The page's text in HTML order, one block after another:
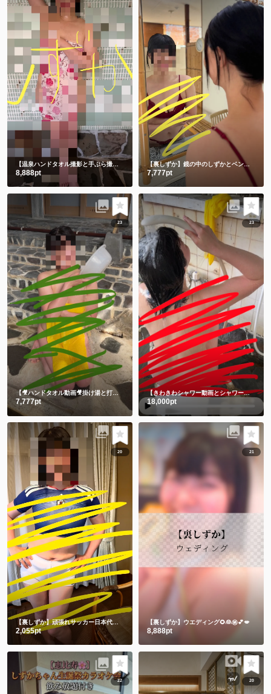
【温泉ハンドタオル撮影と手ぶら撮影】撮りたてホヤホヤ💕今のしずかを見て下さい💗
8,888pt
【裏しずか】鏡の中のしずかとベンチに座る生しずかどっちが好き？💕
7,777pt
23
【🎥ハンドタオル動画🎥掛け湯と打たせ湯】温泉に入る時は掛け湯しよ💕打たせ湯熱すぎた😂
7,777pt
23
【きわきわシャワー動画とシャワー後写真】朝シャワーでさっぱり💗
18,000pt
20
【裏しずか】頑張れサッカー日本代表！！⚽️ 応援コス📣📣📣チビユニフォーム🫣
2,055pt
21
【裏しずか】ウエディング🌻👰㊙️💕💋
8,888pt
22 20